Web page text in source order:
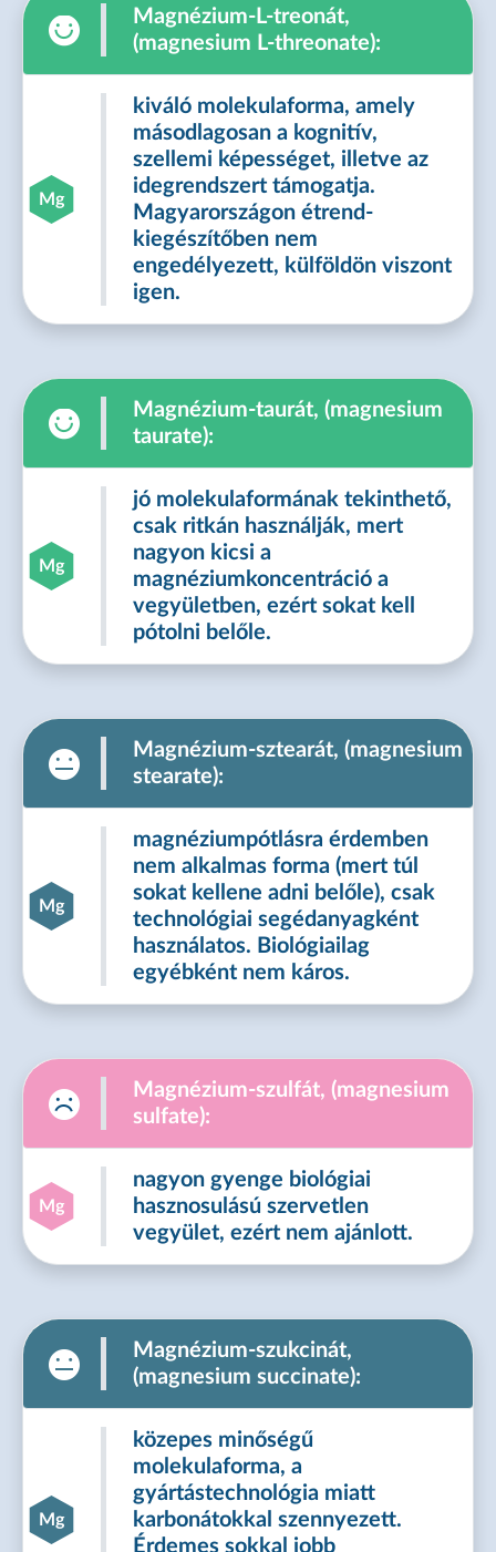
Magnézium-L-treonát,
(magnesium L-threonate):
Mg
kiváló molekulaforma, amely
másodlagosan a kognitív,
szellemi képességet, illetve az
idegrendszert támogatja.
Magyarországon étrend-
kiegészítőben nem
engedélyezett, külföldön viszont
igen.
Magnézium-taurát, (magnesium
taurate):
Mg
jó molekulaformának tekinthető,
csak ritkán használják, mert
nagyon kicsi a
magnéziumkoncentráció a
vegyületben, ezért sokat kell
pótolni belőle.
Magnézium-sztearát, (magnesium
stearate):
Mg
magnéziumpótlásra érdemben
nem alkalmas forma (mert túl
sokat kellene adni belőle), csak
technológiai segédanyagként
használatos. Biológiailag
egyébként nem káros.
Magnézium-szulfát, (magnesium
sulfate):
Mg
nagyon gyenge biológiai
hasznosulású szervetlen
vegyület, ezért nem ajánlott.
Magnézium-szukcinát,
(magnesium succinate):
Mg
közepes minőségű
molekulaforma, a
gyártástechnológia miatt
karbonátokkal szennyezett.
Érdemes sokkal jobb